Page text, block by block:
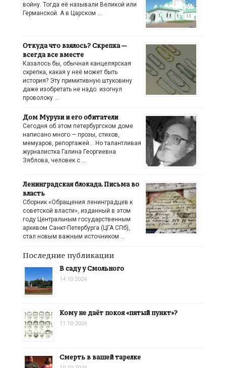
войну. Тогда её называли Великой или
Германской. А в Царском …
Откуда что взялось? Скрепка —
всегда все вместе
Казалось бы, обычная канцелярская
скрепка, какая у неё может быть
история? Эту примитивную штуковину
даже изобретать не надо: изогнул
проволоку …
Дом Мурузи и его обитатели
Сегодня об этом петербургском доме
написано много — прозы, стихов,
мемуаров, репортажей… Но талантливая
журналистка Галина Георгиевна
Зяблова, человек с …
Ленинградская блокада. Письма во
власть
Сборник «Обращения ленинградцев к
советской власти», изданный в этом
году Центральным государственным
архивом Санкт-Петербурга (ЦГА СПб),
стал новым важным источником …
Последние публикации
В саду у Смольного
14.10.2024
Кому не даёт покоя «пятый пункт»?
11.10.2024
Смерть в вашей тарелке